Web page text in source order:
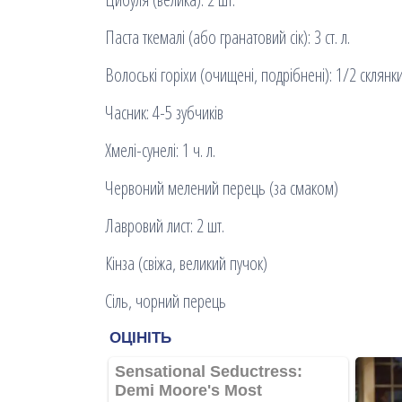
Паста ткемалі (або гранатовий сік): 3 ст. л.
Волоські горіхи (очищені, подрібнені): 1/2
Часник: 4-5 зубчиків
Хмелі-сунелі: 1 ч. л.
Червоний мелений перець (за смаком)
Лавровий лист: 2 шт.
Кінза (свіжа, великий пучок)
Сіль, чорний перець